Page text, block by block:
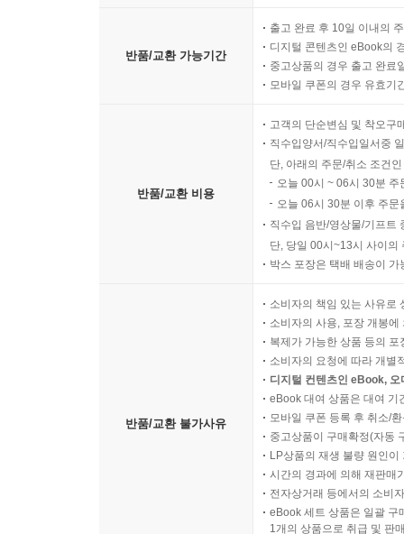
반품/교환 가능기간
출고 완료 후 10일 이내의
디지털 콘텐츠인 eBook의
중고상품의 경우 출고 완료
모바일 쿠폰의 경우 유효기
반품/교환 비용
고객의 단순변심 및 착오구
직수입양서/직수입일서중
단, 아래의 주문/취소 조건
오늘 00시 ~ 06시 30분
오늘 06시 30분 이후 주
직수입 음반/영상물/기프트
단, 당일 00시~13시 사이의
박스 포장은 택배 배송이
반품/교환 불가사유
소비자의 책임 있는 사유로
소비자의 사용, 포장 개봉
복제가 가능한 상품 등의
소비자의 요청에 따라 개별
디지털 컨텐츠인 eBook,
eBook 대여 상품은 대여 기
모바일 쿠폰 등록 후 취소/
중고상품이 구매확정(자동
LP상품의 재생 불량 원인
시간의 경과에 의해 재판매
전자상거래 등에서의 소비
eBook 세트 상품은 일괄 구
1개의 상품으로 취급 및 판